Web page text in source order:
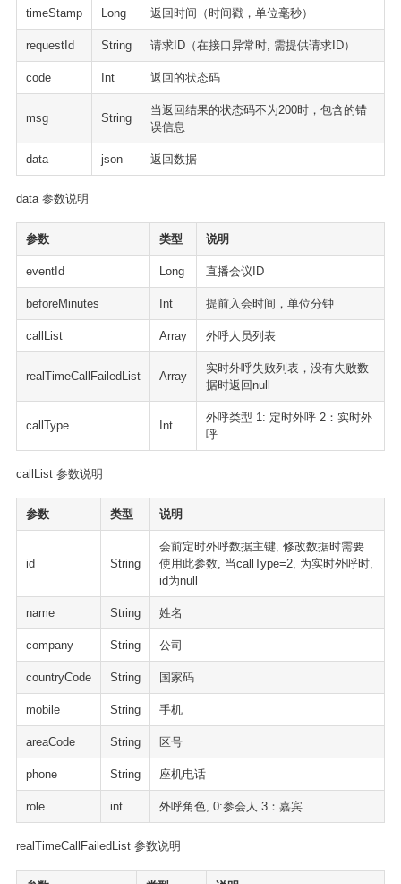
timeStamp Long 返回时间（时间戳，单位毫秒）
requestId String 请求ID（在接口异常时, 需提供请求ID）
code Int 返回的状态码
msg String
当返回结果的状态码不为200时，包含的错
误信息
data json 返回数据
data 参数说明
参数 类型 说明
eventId Long 直播会议ID
beforeMinutes Int 提前入会时间，单位分钟
callList Array 外呼人员列表
realTimeCallFailedList Array
实时外呼失败列表，没有失败数
据时返回null
callType Int
外呼类型 1: 定时外呼 2：实时外
呼
callList 参数说明
参数 类型 说明
id String
会前定时外呼数据主键, 修改数据时需要
使用此参数, 当callType=2, 为实时外呼时,
id为null
name String 姓名
company String 公司
countryCode String 国家码
mobile String 手机
areaCode String 区号
phone String 座机电话
role int 外呼角色, 0:参会人 3：嘉宾
realTimeCallFailedList 参数说明